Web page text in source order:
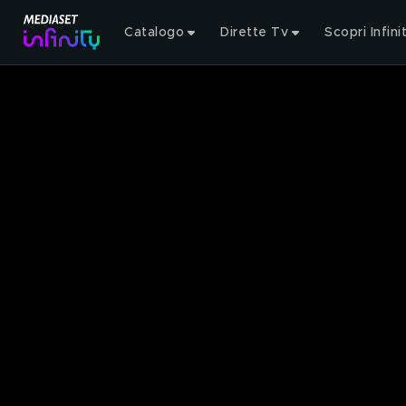
Catalogo Dirette Tv Scopri